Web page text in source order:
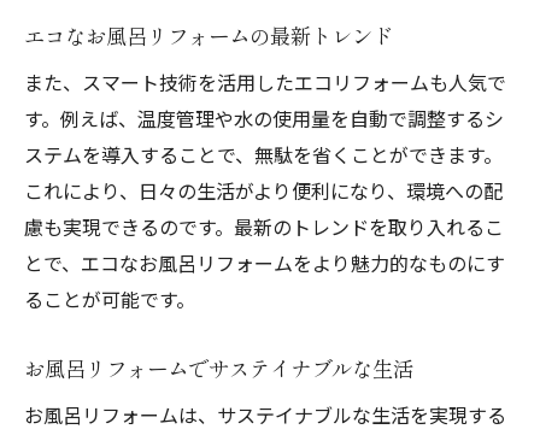
環境配慮型お風呂リフォームの特徴
お風呂リフォームにおける環境への配慮
地球に優しいお風呂リフォームの選択
エコフレンドリーなお風呂リフォームの秘
訣
環境に優しいお風呂リフォームの実践法
エコお風呂リフォームで家計も守る
エコを意識したお風呂リフォームの節約術
エコなお風呂リフォームの最新トレンド
また、スマート技術を活用したエコリフォームも人気で
す。例えば、温度管理や水の使用量を自動で調整するシ
ステムを導入することで、無駄を省くことができます。
これにより、日々の生活がより便利になり、環境への配
慮も実現できるのです。最新のトレンドを取り入れるこ
とで、エコなお風呂リフォームをより魅力的なものにす
ることが可能です。
お風呂リフォームでサステイナブルな生活
お風呂リフォームは、サステイナブルな生活を実現する